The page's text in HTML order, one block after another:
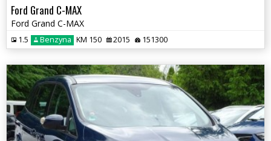
Ford Grand C-MAX
Ford Grand C-MAX
1.5 Benzyna KM 150 2015 151300